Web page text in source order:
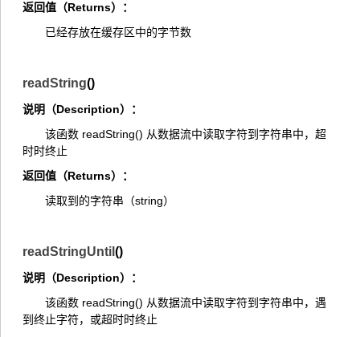
返回值（Returns）：
已经存放在缓存区中的字节数
readString()
说明（Description）：
该函数 readString() 从数据流中读取字符到字符串中，超
时时终止
返回值（Returns）：
读取到的字符串（string）
readStringUntil ()
说明（Description）：
该函数 readString() 从数据流中读取字符到字符串中，遇
到终止字符，或超时时终止